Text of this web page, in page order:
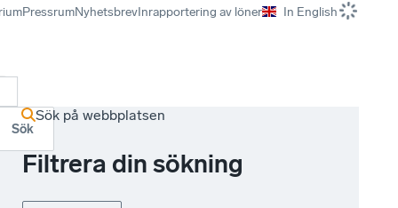
PressrumNyhetsbrevInrapportering av löner In English
Sök på webbplatsen
Filtrera din sökning
Sök